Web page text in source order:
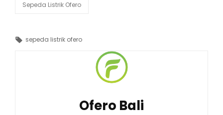
Categories
Sepeda Listrik Ofero
Tags,sepeda listrik ofero
Author:
Ofero Bali